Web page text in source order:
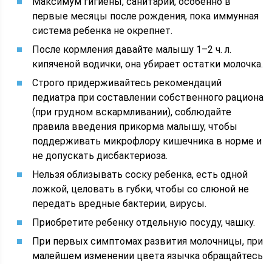
первые месяцы после рождения, пока иммунная
система ребенка не окрепнет.
После кормления давайте малышу 1–2 ч. л.
кипяченой водички, она убирает остатки молочка.
Строго придерживайтесь рекомендаций
педиатра при составлении собственного рациона
(при грудном вскармливании), соблюдайте
правила введения прикорма малышу, чтобы
поддерживать микрофлору кишечника в норме и
не допускать дисбактериоза.
Нельзя облизывать соску ребенка, есть одной
ложкой, целовать в губки, чтобы со слюной не
передать вредные бактерии, вирусы.
Приобретите ребенку отдельную посуду, чашку.
При первых симптомах развития молочницы, при
малейшем изменении цвета язычка обращайтесь